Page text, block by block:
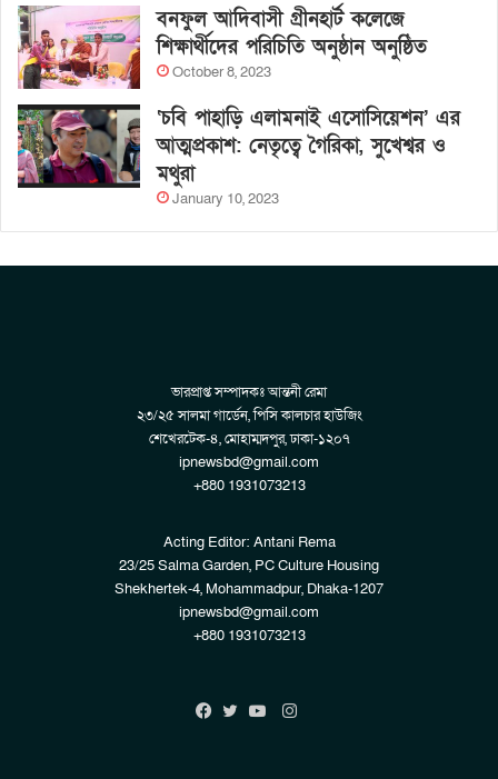
বনফুল আদিবাসী গ্রীনহার্ট কলেজে
শিক্ষার্থীদের পরিচিতি অনুষ্ঠান অনুষ্ঠিত
October 8, 2023
‘চবি পাহাড়ি এলামনাই এসোসিয়েশন’ এর
আত্মপ্রকাশ: নেতৃত্বে গৈরিকা, সুখেশ্বর ও
মথুরা
January 10, 2023
ভারপ্রাপ্ত সম্পাদকঃ আন্তনী রেমা
২৩/২৫ সালমা গার্ডেন, পিসি কালচার হাউজিং
শেখেরটেক-৪, মোহাম্মদপুর, ঢাকা-১২০৭
ipnewsbd@gmail.com
+880 1931073213
Acting Editor: Antani Rema
23/25 Salma Garden, PC Culture Housing
Shekhertek-4, Mohammadpur, Dhaka-1207
ipnewsbd@gmail.com
+880 1931073213
Instagram